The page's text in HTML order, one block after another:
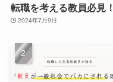
転職を考える教員必見
2024年7月9日